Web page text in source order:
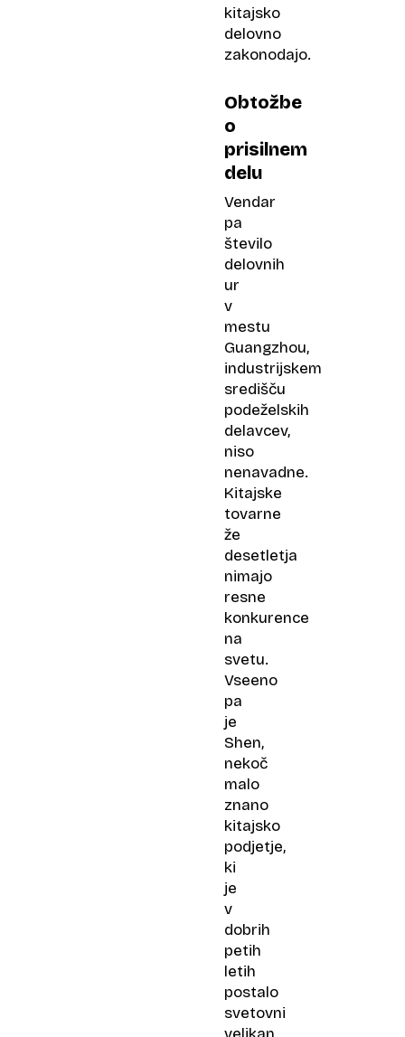
kitajsko
delovno
zakonodajo.
Obtožbe
o
prisilnem
delu
Vendar
pa
število
delovnih
ur
v
mestu
Guangzhou,
industrijskem
središču
podeželskih
delavcev,
niso
nenavadne.
Kitajske
tovarne
že
desetletja
nimajo
resne
konkurence
na
svetu.
Vseeno
pa
je
Shen,
nekoč
malo
znano
kitajsko
podjetje,
ki
je
v
dobrih
petih
letih
postalo
svetovni